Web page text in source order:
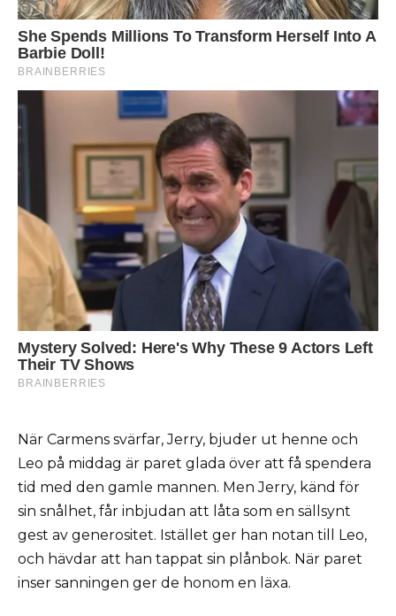
När Carmens svärfar, Jerry, bjuder ut henne och
Leo på middag är paret glada över att få spendera
tid med den gamle mannen. Men Jerry, känd för
sin snålhet, får inbjudan att låta som en sällsynt
gest av generositet. Istället ger han notan till Leo,
och hävdar att han tappat sin plånbok. När paret
inser sanningen ger de honom en läxa.